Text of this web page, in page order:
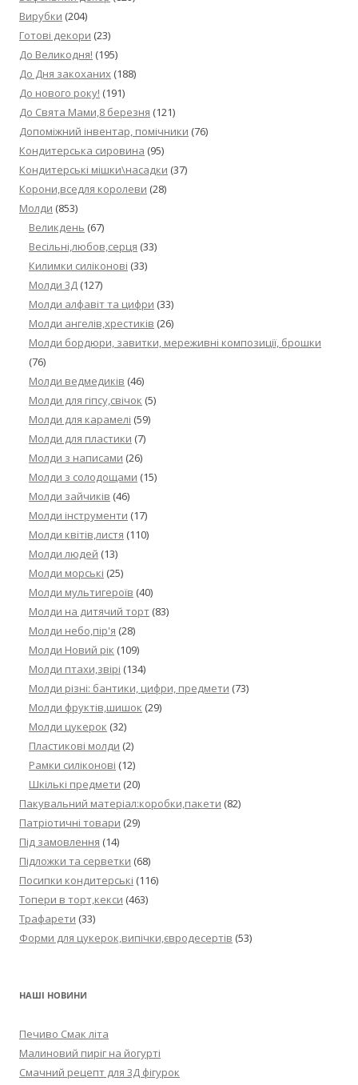
Вирубки (204)
Готові декори (23)
До Великодня! (195)
До Дня закоханих (188)
До нового року! (191)
До Свята Мами,8 березня (121)
Допоміжний інвентар, помічники (76)
Кондитерська сировина (95)
Кондитерські мішки\насадки (37)
Корони,вседля королеви (28)
Молди (853)
Великдень (67)
Весільні,любов,серця (33)
Килимки силіконові (33)
Молди 3Д (127)
Молди алфавіт та цифри (33)
Молди ангелів,хрестиків (26)
Молди бордюри, завитки, мереживні композиції, брошки
(76)
Молди ведмедиків (46)
Молди для гіпсу,свічок (5)
Молди для карамелі (59)
Молди для пластики (7)
Молди з написами (26)
Молди з солодощами (15)
Молди зайчиків (46)
Молди інструменти (17)
Молди квітів,листя (110)
Молди людей (13)
Молди морські (25)
Молди мультигероїв (40)
Молди на дитячий торт (83)
Молди небо,пір'я (28)
Молди Новий рік (109)
Молди птахи,звірі (134)
Молди різні: бантики, цифри, предмети (73)
Молди фруктів,шишок (29)
Молди цукерок (32)
Пластикові молди (2)
Рамки силіконові (12)
Шкількі предмети (20)
Пакувальний матеріал:коробки,пакети (82)
Патріотичні товари (29)
Під замовлення (14)
Підложки та серветки (68)
Посипки кондитерські (116)
Топери в торт,кекси (463)
Трафарети (33)
Форми для цукерок,випічки,євродесертів (53)
НАШІ НОВИНИ
Печиво Смак літа
Малиновий пиріг на йогурті
Смачний рецепт для 3Д фігурок